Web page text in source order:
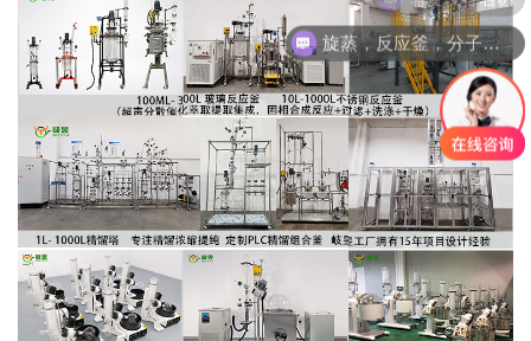
旋蒸，反应釜，分子蒸馏，精馏塔